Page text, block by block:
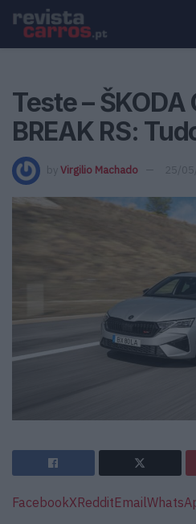
Teste – ŠKODA
BREAK RS:
by Virgilio Machado 25/
FacebookXRedditEmail